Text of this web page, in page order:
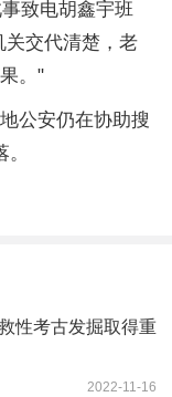
致电胡鑫宇班
关交代清楚，老
。"
公安仍在协助搜
性考古发掘取得重
2022-11-16